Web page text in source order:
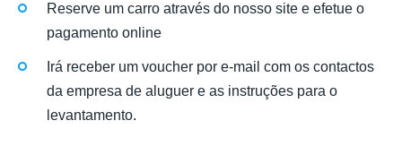
Reserve um carro através do nosso site e efetue o
pagamento online
Irá receber um voucher por e-mail com os contactos
da empresa de aluguer e as instruções para o
levantamento.